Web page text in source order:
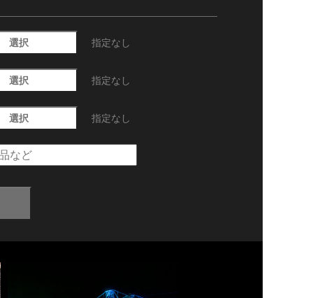
選択 指定なし
選択 指定なし
選択 指定なし